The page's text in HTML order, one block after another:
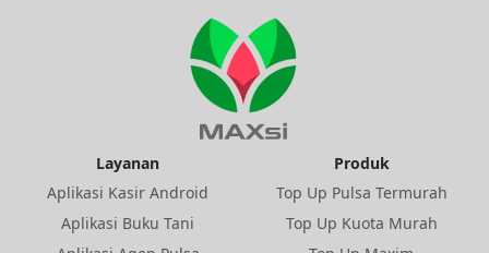
Layanan
Aplikasi Kasir Android
Aplikasi Buku Tani
Produk
Top Up Pulsa Termurah
Top Up Kuota Murah